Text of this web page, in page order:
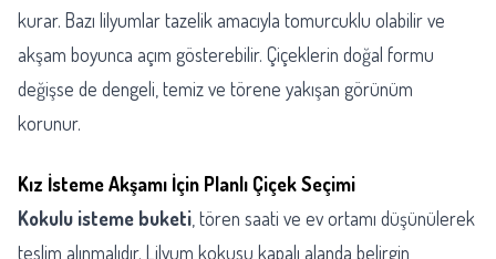
kurar. Bazı lilyumlar tazelik amacıyla tomurcuklu olabilir ve
akşam boyunca açım gösterebilir. Çiçeklerin doğal formu
değişse de dengeli, temiz ve törene yakışan görünüm
korunur.
Kız İsteme Akşamı İçin Planlı Çiçek Seçimi
Kokulu isteme buketi , tören saati ve ev ortamı düşünülerek
teslim alınmalıdır. Lilyum kokusu kapalı alanda belirgin